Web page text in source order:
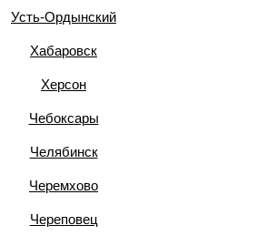
Усть-Ордынский
Хабаровск
Херсон
Чебоксары
Челябинск
Черемхово
Череповец